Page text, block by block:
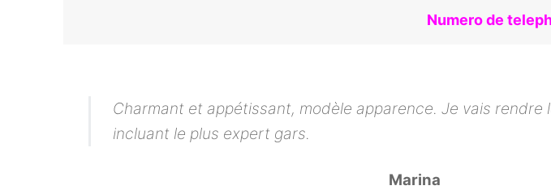
Numero de
Charmant et appétissant, modèle apparence. Je vais rendre
incluant le plus expert gars.
Marina